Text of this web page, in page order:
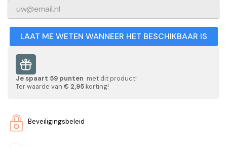
LAAT ME WETEN WANNEER HET BESCHIKBAAR IS
Je spaart 59 punten met dit product!
Ter waarde van € 2,95 korting!
Beveiligingsbeleid